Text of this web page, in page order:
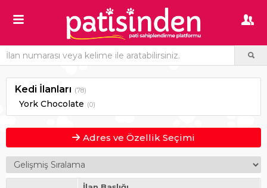
Kedi İlanları (78)
York Chocolate (0)
Adres ve Özellik Seçimi